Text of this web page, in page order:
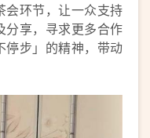
会环节，让一众支持
分享，寻求更多合作
停步」的精神，带动